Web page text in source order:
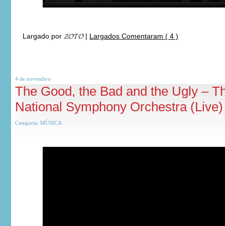
Largado por 𝓩𝓞𝓣𝓞| Largados Comentaram ( 4 )
4 de novembro
The Good, the Bad and the Ugly –
National Symphony Orchestra (Live)
Categoria: MÚSICA